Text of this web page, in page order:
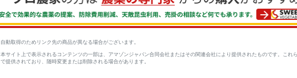
自動取得のためリンク先の商品が異なる場合がございます。
本サイト上で表示されるコンテンツの一部は、アマゾンジャパン合同会社またはその関連会社により提供されたものです。これ
で提供されており、随時変更または削除される場合があります。